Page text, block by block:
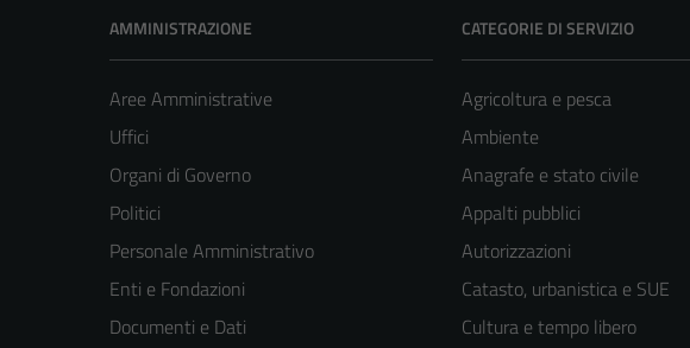
AMMINISTRAZIONE
Aree Amministrative
Uffici
Organi di Governo
Politici
Personale Amministrativo
Enti e Fondazioni
Documenti e Dati
CATEGORIE DI SERVIZIO
Agricoltura e pesca
Ambiente
Anagrafe e stato civile
Appalti pubblici
Autorizzazioni
Catasto, urbanistica e SUE
Cultura e tempo libero